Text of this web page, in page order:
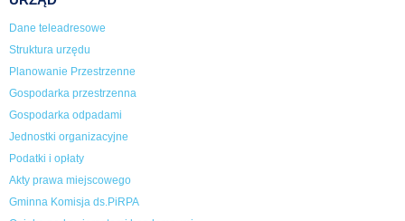
Dane teleadresowe
Struktura urzędu
Planowanie Przestrzenne
Gospodarka przestrzenna
Gospodarka odpadami
Jednostki organizacyjne
Podatki i opłaty
Akty prawa miejscowego
Gminna Komisja ds.PiRPA